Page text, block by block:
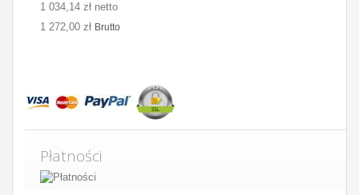
1 034,14 zł netto
1 272,00 zł Brutto
Płatności